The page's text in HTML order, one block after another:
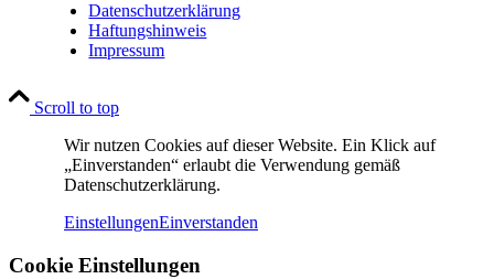
Datenschutzerklärung
Haftungshinweis
Impressum
Scroll to top
Wir nutzen Cookies auf dieser Website. Ein Klick auf
„Einverstanden“ erlaubt die Verwendung gemäß
Datenschutzerklärung.
EinstellungenEinverstanden
Cookie Einstellungen